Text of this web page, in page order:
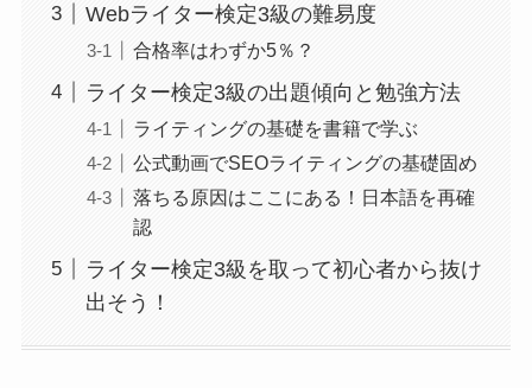
Webライター検定3級の難易度
合格率はわずか5％？
ライター検定3級の出題傾向と勉強方法
ライティングの基礎を書籍で学ぶ
公式動画でSEOライティングの基礎固め
落ちる原因はここにある！日本語を再確
認
ライター検定3級を取って初心者から抜け
出そう！